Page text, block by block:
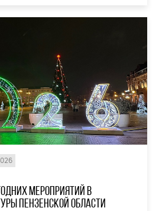
мероприятий в
Пензенской области